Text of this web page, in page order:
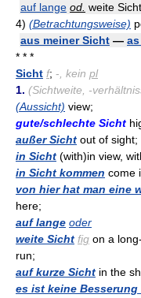
auf lange od. weite
4) (Betrachtungsweise)
aus meiner Sicht —
* * *
Sicht f; - , kein pl
1. (Sichtweite, -
(Aussicht) view;
gute/schlechte Sicht
außer Sicht out of sight;
in Sicht (with)in view,
in Sicht kommen come
von hier hat man eine
here;
auf lange oder
weite Sicht fig on a
run;
auf kurze Sicht in the
es ist keine